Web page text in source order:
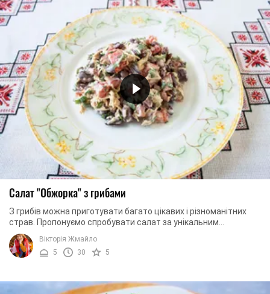
Салат "Обжорка" з грибами
З грибів можна приготувати багато цікавих і різноманітних
страв. Пропонуємо спробувати салат за унікальним
бабусиним рецептом. Обжорка з грибами – це ...
Вікторія Жмайло
5
30 5